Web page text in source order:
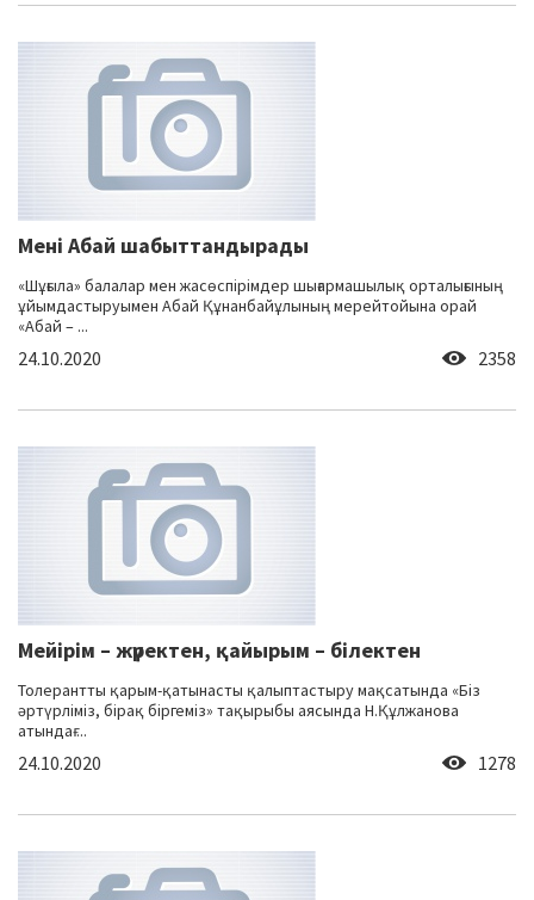
Мені Абай шабыттандырады
«Шұғыла» балалар мен жасөспірімдер шығармашылық орталығының
ұйымдастыруымен Абай Құнанбайұлының мерейтойына орай
«Абай – ...
24.10.2020 2358
Мейірім – жүректен, қайырым – білектен
Толерантты қарым-қатынасты қалыптастыру мақсатында «Біз
әртүрліміз, бірақ біргеміз» тақырыбы аясында Н.Құлжанова
атындағ ...
24.10.2020 1278